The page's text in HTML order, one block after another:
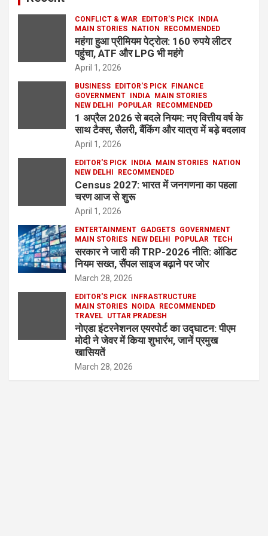
CONFLICT & WAR EDITOR'S PICK
INDIA
MAIN STORIES
NATION RECOMMENDED
महंगा हुआ प्रीमियम पेट्रोल: 160 रुपये लीटर
पहुंचा, ATF और LPG भी महंगे
April 1, 2026
BUSINESS EDITOR'S PICK
FINANCE
GOVERNMENT
INDIA
MAIN STORIES
NEW DELHI
POPULAR RECOMMENDED
1 अप्रैल 2026 से बदले नियम: नए वित्तीय वर्ष के
साथ टैक्स, सैलरी, बैंकिंग और यात्रा में बड़े बदलाव
April 1, 2026
EDITOR'S PICK INDIA MAIN STORIES
NATION
NEW DELHI
RECOMMENDED
Census 2027: भारत में जनगणना का पहला
चरण आज से शुरू
April 1, 2026
ENTERTAINMENT GADGETS GOVERNMENT
MAIN STORIES
NEW DELHI POPULAR TECH
सरकार ने जारी की TRP-2026 नीति: ऑडिट
नियम सख्त, सैंपल साइज बढ़ाने पर जोर
March 28, 2026
EDITOR'S PICK
INFRASTRUCTURE
MAIN STORIES
NOIDA
RECOMMENDED
TRAVEL UTTAR PRADESH
नोएडा इंटरनेशनल एयरपोर्ट का उद्घाटन: पीएम
मोदी ने जेवर में किया शुभारंभ, जानें प्रमुख
खासियतें
March 28, 2026